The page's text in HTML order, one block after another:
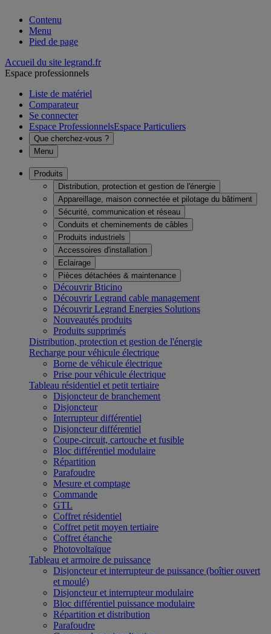
Contenu
Menu
Pied de page
Accueil du site legrand.fr
Espace professionnels
Liste de matériel
Comparateur
Se connecter
Espace ProfessionnelsEspace Particuliers
Que cherchez-vous ?
Menu
Produits
Distribution, protection et gestion de l'énergie
Appareillage, maison connectée et pilotage du bâtiment
Sécurité, communication et réseau
Conduits et cheminements de câbles
Produits industriels
Accessoires d'installation
Eclairage
Pièces détachées & maintenance
Découvrir Bticino
Découvrir Legrand cable management
Découvrir Legrand Energies Solutions
Nouveautés produits
Produits supprimés
Distribution, protection et gestion de l'énergie
Recharge pour véhicule électrique
Borne de véhicule électrique
Prise pour véhicule électrique
Tableau résidentiel et petit tertiaire
Disjoncteur de branchement
Disjoncteur
Interrupteur différentiel
Disjoncteur différentiel
Coupe-circuit, cartouche et fusible
Bloc différentiel modulaire
Répartition
Parafoudre
Mesure et comptage
Commande
GTL
Coffret résidentiel
Coffret petit moyen tertiaire
Coffret étanche
Photovoltaïque
Tableau et armoire de puissance
Disjoncteur et interrupteur de puissance (boîtier ouvert
et moulé)
Disjoncteur et interrupteur modulaire
Bloc différentiel puissance modulaire
Répartition et distribution
Parafoudre